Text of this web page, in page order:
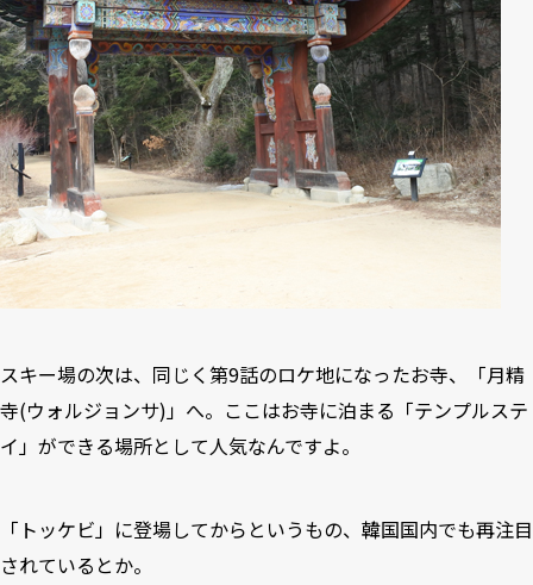
スキー場の次は、同じく第9話のロケ地になったお寺、「月精
寺(ウォルジョンサ)」へ。ここはお寺に泊まる「テンプルステ
イ」ができる場所として人気なんですよ。
「トッケビ」に登場してからというもの、韓国国内でも再注目
されているとか。